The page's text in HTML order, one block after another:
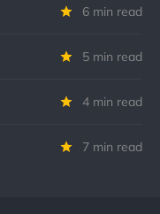
6 min read
5 min read
4 min read
7 min read